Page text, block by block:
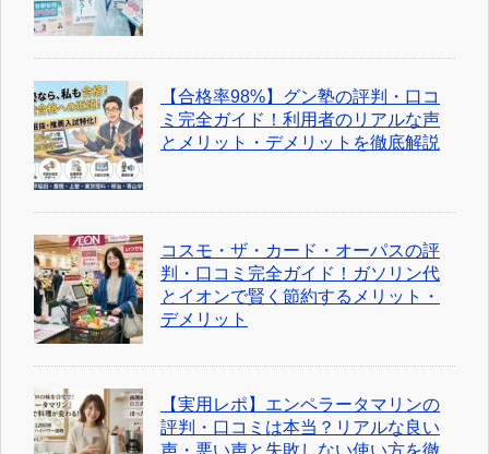
【合格率98%】グン塾の評判・口コ
ミ完全ガイド！利用者のリアルな声
とメリット・デメリットを徹底解説
コスモ・ザ・カード・オーパスの評
判・口コミ完全ガイド！ガソリン代
とイオンで賢く節約するメリット・
デメリット
【実用レポ】エンペラータマリンの
評判・口コミは本当？リアルな良い